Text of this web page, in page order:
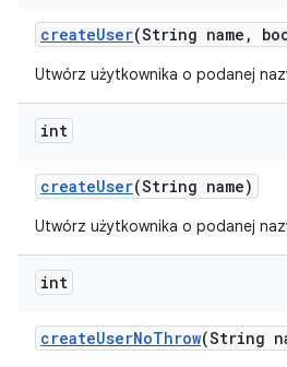
createUser(String name ,
Utwórz użytkownika o podanej
int
createUser(String name)
Utwórz użytkownika o podanej
int
createUserNoThrow(String